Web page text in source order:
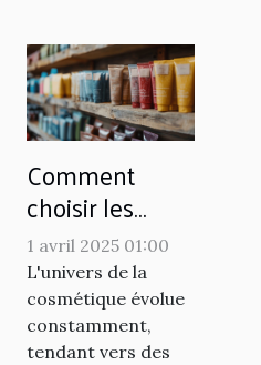
Comment
choisir les
meilleurs
shampoings
solides pour
votre boutique
1 avril 2025 01:00
L'univers de la
cosmétique évolue
constamment,
tendant vers des